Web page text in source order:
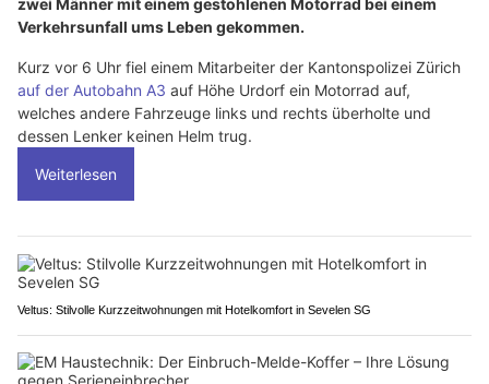
Verkehrsunfall ums Leben gekommen.
Kurz vor 6 Uhr fiel einem Mitarbeiter der Kantonspolizei Zürich
auf der Autobahn A3 auf Höhe Urdorf ein Motorrad auf,
welches andere Fahrzeuge links und rechts überholte und
dessen Lenker keinen Helm trug.
Weiterlesen
Veltus: Stilvolle Kurzzeitwohnungen mit Hotelkomfort in Sevelen SG